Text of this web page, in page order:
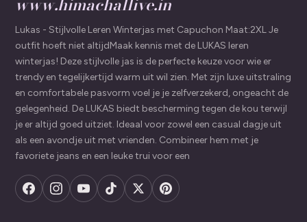
Lukas - Stijlvolle Leren Winterjas met Capuchon Maat:2XL Je
outfit hoeft niet altijdMaak kennis met de LUKAS leren
winterjas! Deze stijlvolle jas is de perfecte keuze voor wie er
trendy en tegelijkertijd warm uit wil zien. Met zijn luxe uitstraling
en comfortabele pasvorm voel je je zelfverzekerd, ongeacht de
gelegenheid. De LUKAS biedt bescherming tegen de kou terwijl
je er altijd goed uitziet. Ideaal voor zowel een casual dagje uit
als een avondje uit met vrienden. Combineer hem met je
favoriete jeans en een leuke trui voor een